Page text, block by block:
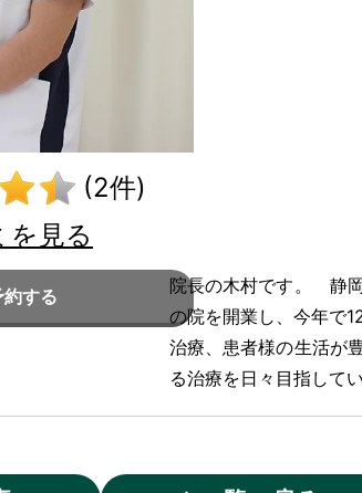
(2件)
を見る
院長の木村です。 静
の院を開業し、今年で
治療、患者様の生活が
る治療を日々目指して
する